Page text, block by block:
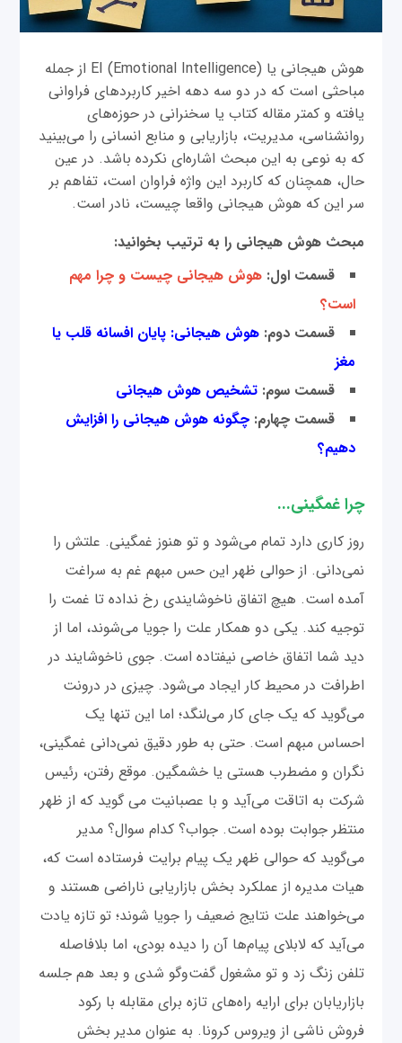
هوش هیجانی یا EI (Emotional Intelligence) از جمله
مباحثی است که در دو سه دهه اخیر کاربردهای فراوانی
یافته و کمتر مقاله کتاب یا سخنرانی در حوزه‌های
روانشناسی، مدیریت، بازاریابی و منابع انسانی را می‌بینید
که به نوعی به این مبحث اشاره‌ای نکرده باشد. در عین
حال، همچنان که کاربرد این واژه فراوان است، تفاهم بر
سر این که هوش هیجانی واقعا چیست، نادر است.
مبحث هوش هیجانی را به ترتیب بخوانید:
قسمت اول:هوش هیجانی چیست و چرا مهم
است؟
قسمت دوم:هوش هیجانی: پایان افسانه قلب یا
مغز
قسمت سوم:تشخیص هوش هیجانی
قسمت چهارم:چگونه هوش هیجانی را افزایش
دهیم؟
چرا غمگینی...
روز کاری دارد تمام می‌شود و تو هنوز غمگینی. علتش را
نمی‌دانی. از حوالی ظهر این حس مبهم غم به سراغت
آمده است. هیچ اتفاق ناخوشایندی رخ نداده تا غمت را
توجیه کند. یکی دو همکار علت را جویا می‌شوند، اما از
دید شما اتفاق خاصی نیفتاده است. جوی ناخوشایند در
اطرافت در محیط کار ایجاد می‌شود. چیزی در درونت
می‌گوید که یک جای کار می‌لنگد؛ اما این تنها یک
احساس مبهم است. حتی به طور دقیق نمی‌دانی غمگینی،
نگران و مضطرب هستی یا خشمگین. موقع رفتن، رئیس
شرکت به اتاقت می‌آید و با عصبانیت می گوید که از ظهر
منتظر جوابت بوده است. جواب؟ کدام سوال؟ مدیر
می‌گوید که حوالی ظهر یک پیام برایت فرستاده است که،
هیات مدیره از عملکرد بخش بازاریابی ناراضی هستند و
می‌خواهند علت نتایج ضعیف را جویا شوند؛ تو تازه یادت
می‌آید که لابلای پیام‌ها آن را دیده بودی، اما بلافاصله
تلفن زنگ زد و تو مشغول گفت‌وگو شدی و بعد هم جلسه
بازاریابان برای ارایه راه‌های تازه برای مقابله با رکود
فروش ناشی از ویروس کرونا. به عنوان مدیر بخش